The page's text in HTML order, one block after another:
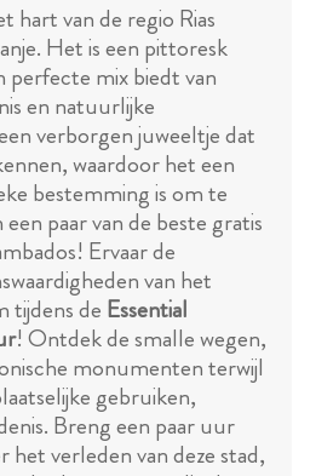
hart van de regio Rias
Het is een pittoresk
perfecte mix biedt van
en natuurlijke
verborgen juweeltje dat
waardoor het een
bestemming is om te
paar van de beste gratis
Ervaar de
van het
tijdens de Essential
! Ontdek de smalle wegen,
monumenten terwijl
gebruiken,
Breng een paar uur
verleden van deze stad,